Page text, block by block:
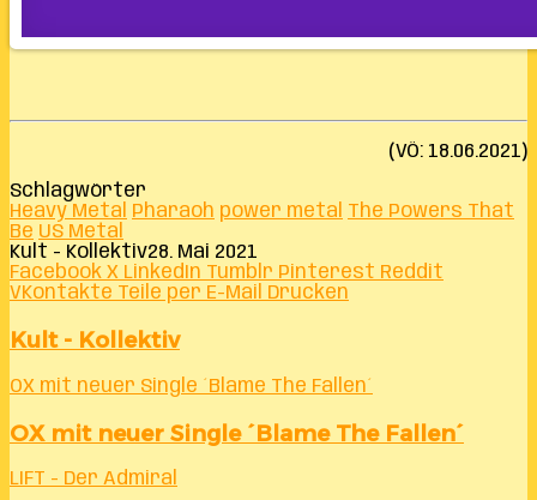
(VÖ: 18.06.2021)
Schlagwörter
Heavy Metal Pharaoh power metal The Powers That
Be US Metal
Kult - Kollektiv28. Mai 2021
Facebook X LinkedIn Tumblr Pinterest Reddit
VKontakte Teile per E-Mail Drucken
Kult - Kollektiv
OX mit neuer Single ´Blame The Fallen´
OX mit neuer Single ´Blame The Fallen´
LIFT - Der Admiral